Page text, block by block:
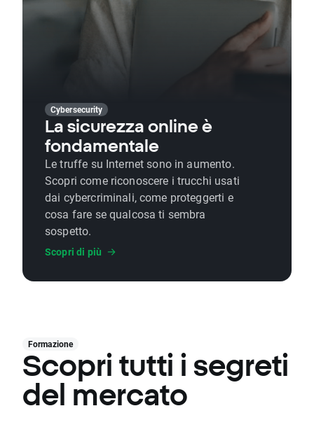
Cybersecurity
La sicurezza online è
fondamentale
Le truffe su Internet sono in aumento.
Scopri come riconoscere i trucchi usati
dai cybercriminali, come proteggerti e
cosa fare se qualcosa ti sembra
sospetto.
Scopri di più
Formazione
Scopri tutti i segreti
del mercato